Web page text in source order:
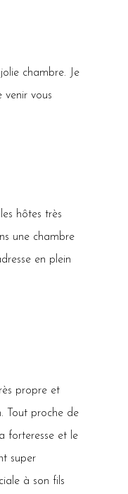
chambre. Je
venir vous
hôtes très
une chambre
en plein
propre et
Tout proche de
forteresse et le
super
à son fils